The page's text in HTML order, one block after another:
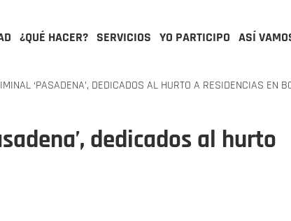
¿QUÉ HACER? SERVICIOS YO PARTICIPO ASÍ
‘PASADENA’, DEDICADOS AL HURTO A RESIDENCIAS EN
dedicados al hurto